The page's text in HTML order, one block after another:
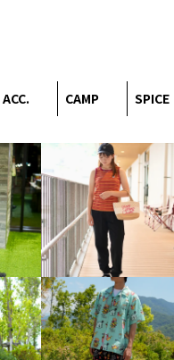
ACC. CAMP SPICE